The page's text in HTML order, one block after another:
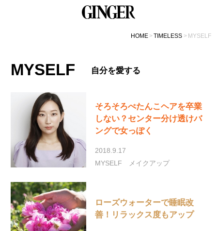
HOME TIMELESS MYSELF
MYSELF 自分を愛する
そろそろぺたんこヘアを卒業
しない？センター分け透けバ
ングで女っぽく
2018.9.17
MYSELF
メイクアップ
ローズウォーターで睡眠改
善！リラックス度もアップ